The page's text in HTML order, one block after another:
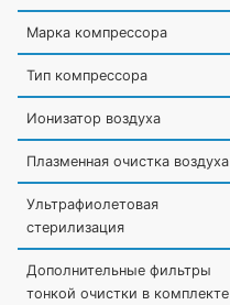
Марка компрессора
Тип компрессора
Ионизатор воздуха
Плазменная очистка воздуха
Ультрафиолетовая
стерилизация
Дополнительные фильтры
тонкой очистки в комплекте